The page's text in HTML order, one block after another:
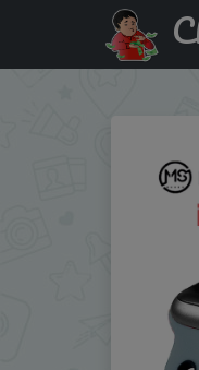
Купити на